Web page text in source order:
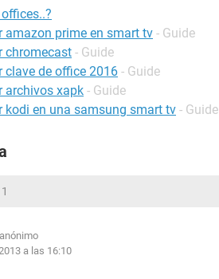
amazon prime en smart tv - Guide
chromecast - Guide
clave de office 2016 - Guide
archivos xapk - Guide
kodi en una samsung smart tv - Guide
a las 16:10